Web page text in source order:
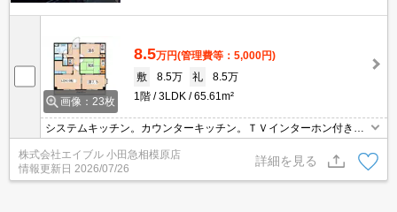
画像：23枚
8.5万円(管理費等：5,000円)
敷
8.5万 礼
8.5万
1階
3LDK 65.61m²
システムキッチン。カウンターキッチン。ＴＶインターホン付き。
駐車場は敷地内。1階角部屋。駐輪場有。オンライン対応可。収納
あり。仲介手数料家賃の0.55ヶ月分。
株式会社エイブル 小田急相模原店
情報更新日 2026/07/26
詳細を見る